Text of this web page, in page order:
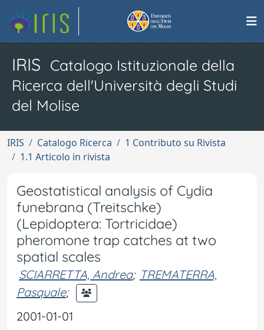
IRIS Catalogo Istituzionale della
Ricerca dell'Università degli Studi
del Molise
IRIS Catalogo Ricerca
1 Contributo su Rivista
1.1 Articolo in rivista
Geostatistical analysis of Cydia
funebrana (Treitschke)
(Lepidoptera: Tortricidae)
pheromone trap catches at two
spatial scales
SCIARRETTA, Andrea; TREMATERRA,
Pasquale;
2001-01-01